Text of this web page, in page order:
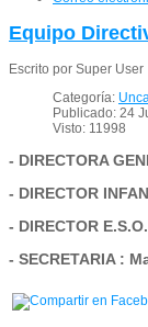
Equipo
Escrito por Super User
Categoría:
Publicado: 24
Visto: 11998
- DIRECTORA
- DIRECTOR
- DIRECTOR
- SECRETARIA :